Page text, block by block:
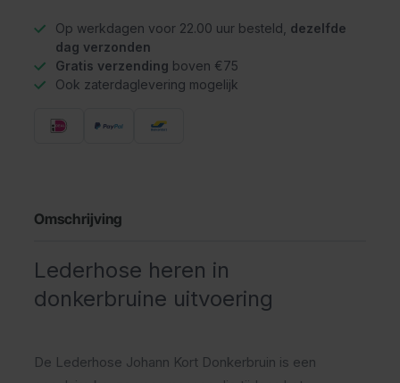
Op werkdagen voor 22.00 uur besteld, dezelfde
dag verzonden
Gratis verzending boven €75
Ook zaterdaglevering mogelijk
Omschrijving
Lederhose heren in
donkerbruine uitvoering
De Lederhose Johann Kort Donkerbruin is een